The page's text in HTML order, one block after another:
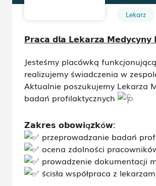
Lekarz
𝗣𝗿𝗮𝗰𝗮 𝗱𝗹𝗮 𝗟𝗲𝗸𝗮𝗿𝘇𝗮 𝗠𝗲𝗱𝘆𝗰𝘆𝗻𝘆
Jesteśmy placówką
realizujemy świadczenia w
Aktualnie poszukujemy Lekarza
badań profilaktycznych
𝗭𝗮𝗸𝗿𝗲𝘀 𝗼𝗯𝗼𝘄𝗶ą𝘇𝗸ó𝘄:
przeprowadzanie badań
ocena zdolności
prowadzenie dokumentacji
ścisła współpraca z